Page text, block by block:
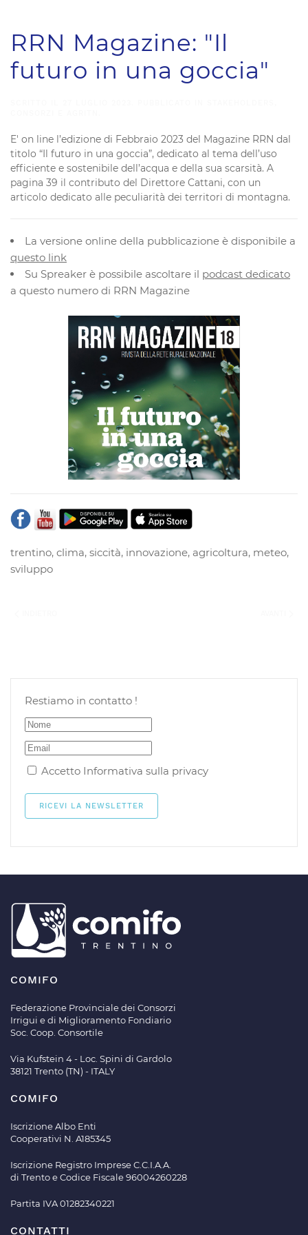
RRN Magazine: "Il
futuro in una goccia"
E' on line l’edizione di Febbraio 2023 del Magazine RRN dal
titolo “Il futuro in una goccia”, dedicato al tema dell’uso
efficiente e sostenibile dell’acqua e della sua scarsità. A
pagina 39 il contributo del Direttore Cattani, con un
articolo dedicato alle peculiarità dei territori di montagna.
La versione online della pubblicazione è disponibile a
questo link
Su Spreaker è possibile ascoltare il podcast dedicato
a questo numero di RRN Magazine
trentino, clima, siccità, innovazione, agricoltura, meteo,
sviluppo
Restiamo in contatto !
Accetto Informativa sulla privacy
COMIFO
Federazione Provinciale dei Consorzi
Irrigui e di Miglioramento Fondiario
Soc. Coop. Consortile
Via Kufstein 4 - Loc. Spini di Gardolo
38121 Trento (TN) - ITALY
COMIFO
Iscrizione Albo Enti
Cooperativi N. A185345
Iscrizione Registro Imprese C.C.I.A.A.
di Trento e Codice Fiscale 96004260228
Partita IVA 01282340221
CONTATTI